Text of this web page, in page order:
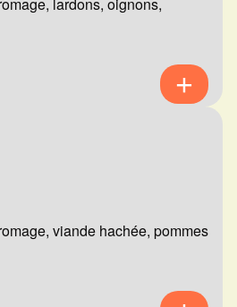
lardons, oignons,
viande hachée, pommes